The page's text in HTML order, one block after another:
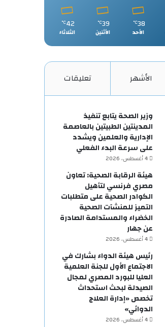
38
℃
الأحد
39
℃
الأثنين
42
℃
الثلاثاء
الأشهر تعليقات
وزير الصحة يتابع تنفيذ
المدينتين الطبيتين بالعاصمة
الإدارية والعلمين ويشدد
على سرعة البدء الفعلي
4 أغسطس، 2026
هيئة الرقابة الصحية: تعاون
مصري فرنسي لتأهيل
الكوادر الصحية على متطلبات
التميز للمنشآت الصحية
الخضراء والمستدامة الصادرة
عن جهار
4 أغسطس، 2026
رئيس هيئة الدواء بشارك في
الاجتماع الأول للجنة العلمية
العليا للبورد المصري لمجال
الصيدلة لبحث استحداث
تخصص «إدارة العلاج
الدوائي»
4 أغسطس، 2026